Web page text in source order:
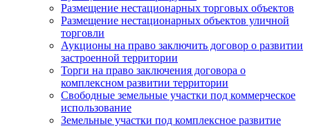
Размещение нестационарных торговых объектов
Размещение нестационарных объектов уличной
торговли
Аукционы на право заключить договор о развитии
застроенной территории
Торги на право заключения договора о
комплексном развитии территории
Свободные земельные участки под коммерческое
использование
Земельные участки под комплексное развитие